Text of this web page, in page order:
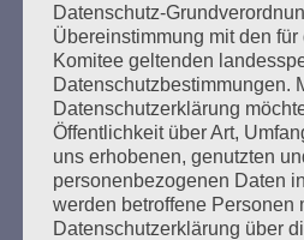
Beiträge
Um den Antisemitismus zu
neue Wege gehen und immer
miteinander reden, über alles
richtig miteinander reden
erreichen wollen.
Datenschutz-
Übereinstimmung mit den
Komitee geltenden
Datenschutzbestimmungen.
Datenschutzerklärung
Öffentlichkeit über Art,
uns erhobenen, genutzten
personenbezogenen Daten
werden betroffene Personen
Datenschutzerklärung über